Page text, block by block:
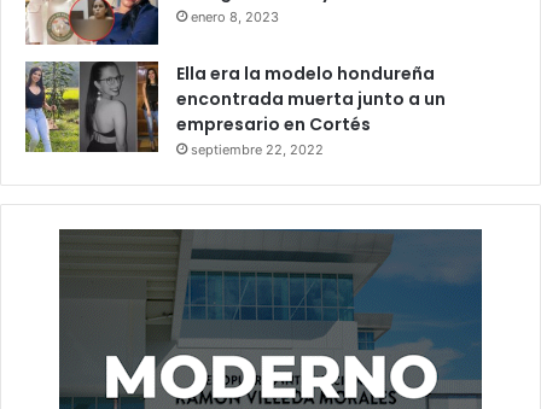
enero 8, 2023
Ella era la modelo hondureña
encontrada muerta junto a un
empresario en Cortés
septiembre 22, 2022